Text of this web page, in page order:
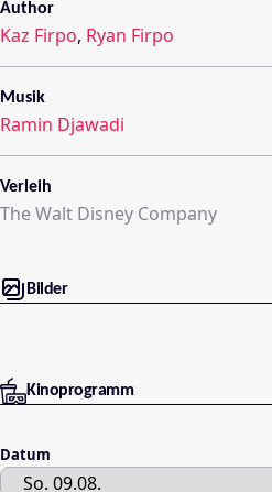
Author
Kaz Firpo, Ryan Firpo
Musik
Ramin Djawadi
Verleih
The Walt Disney Company
Bilder
Kinoprogramm
Datum